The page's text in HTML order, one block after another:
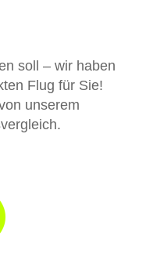
soll – wir haben
Flug für Sie!
unserem